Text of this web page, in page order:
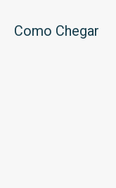
Como Chegar